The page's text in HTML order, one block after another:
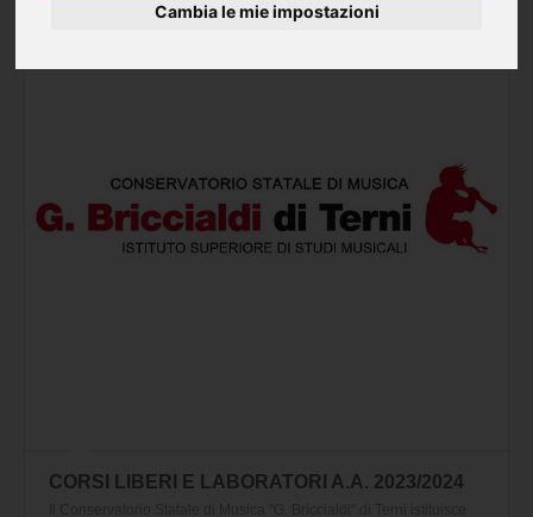
Cambia le mie impostazioni
CORSI LIBERI E LABORATORI A.A. 2023/2024